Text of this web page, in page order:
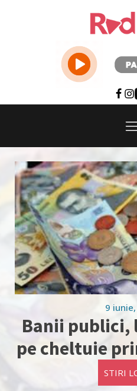
9
Banii publici,
pe cheltuie
STIRI